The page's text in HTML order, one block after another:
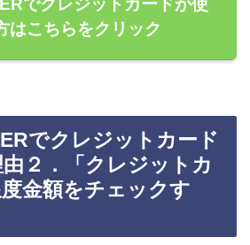
でクレジットカードが使
はこちらをクリック
でクレジットカード
２．「クレジットカ
金額をチェックす